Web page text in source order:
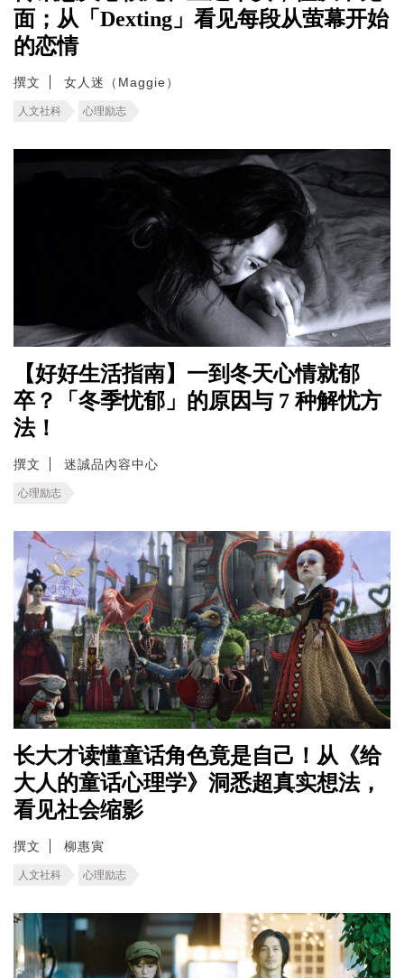
面；从「Dexting」看见每段从萤幕开始
的恋情
撰文 女人迷（Maggie）
人文社科 心理励志
【好好生活指南】一到冬天心情就郁
卒？「冬季忧郁」的原因与 7 种解忧方
法！
撰文 迷誠品內容中心
心理励志
长大才读懂童话角色竟是自己！从《给
大人的童话心理学》洞悉超真实想法，
看见社会缩影
撰文 柳惠寅
人文社科 心理励志